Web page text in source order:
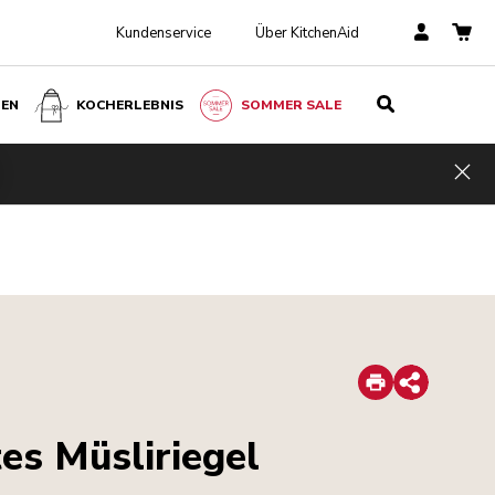
Kundenservice Über KitchenAid
KOCHERLEBNIS SOMMER SALE
Print
Share
Müsliriegel